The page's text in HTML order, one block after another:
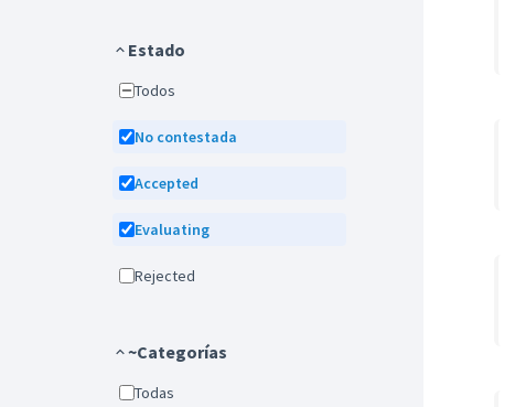
Estado
Todos
No contestada
Accepted
Evaluating
Rejected
~Categorías
Todas